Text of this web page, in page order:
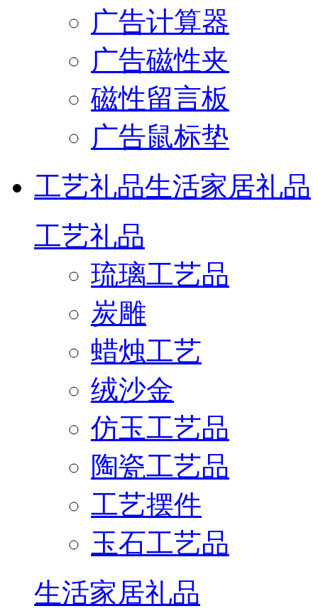
广告计算器
广告磁性夹
磁性留言板
广告鼠标垫
工艺礼品生活家居礼品
工艺礼品
琉璃工艺品
炭雕
蜡烛工艺
绒沙金
仿玉工艺品
陶瓷工艺品
工艺摆件
玉石工艺品
生活家居礼品